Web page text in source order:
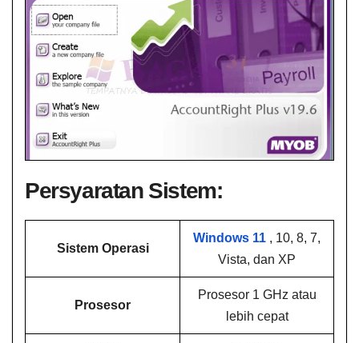
Persyaratan Sistem:
Sistem Operasi
Windows 11 , 10, 8, 7,
Vista, dan XP
Prosesor
Prosesor 1 GHz atau
lebih cepat